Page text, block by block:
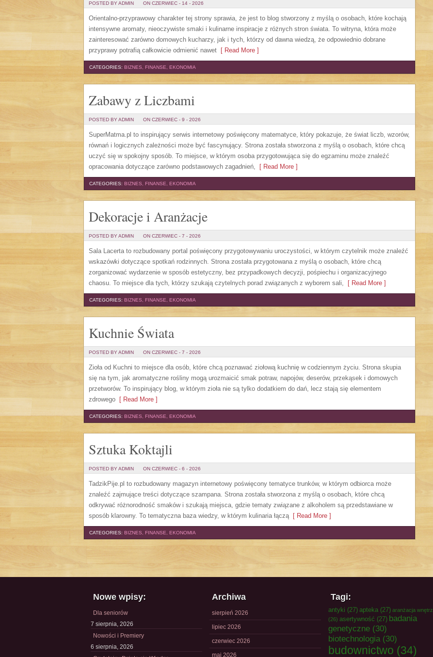
POSTED BY ADMIN ON CZERWIEC - 14 - 2026
Orientalno-przyprawowy charakter tej strony sprawia, że jest to blog stworzony z myślą o osobach, które kochają
intensywne aromaty, nieoczywiste smaki i kulinarne inspiracje z różnych stron świata. To witryna, która może
zainteresować zarówno domowych kucharzy, jak i tych, którzy od dawna wiedzą, że odpowiednio dobrane
przyprawy potrafią całkowicie odmienić nawet [ Read More ]
CATEGORIES: BIZNES, FINANSE, EKONOMIA
Zabawy z Liczbami
POSTED BY ADMIN ON CZERWIEC - 9 - 2026
SuperMatma.pl to inspirujący serwis internetowy poświęcony matematyce, który pokazuje, że świat liczb, wzorów,
równań i logicznych zależności może być fascynujący. Strona została stworzona z myślą o osobach, które chcą
uczyć się w spokojny sposób. To miejsce, w którym osoba przygotowująca się do egzaminu może znaleźć
opracowania dotyczące zarówno podstawowych zagadnień, [ Read More ]
CATEGORIES: BIZNES, FINANSE, EKONOMIA
Dekoracje i Aranżacje
POSTED BY ADMIN ON CZERWIEC - 7 - 2026
Sala Lacerta to rozbudowany portal poświęcony przygotowywaniu uroczystości, w którym czytelnik może znaleźć
wskazówki dotyczące spotkań rodzinnych. Strona została przygotowana z myślą o osobach, które chcą
zorganizować wydarzenie w sposób estetyczny, bez przypadkowych decyzji, pośpiechu i organizacyjnego
chaosu. To miejsce dla tych, którzy szukają czytelnych porad związanych z wyborem sali, [ Read More ]
CATEGORIES: BIZNES, FINANSE, EKONOMIA
Kuchnie Świata
POSTED BY ADMIN ON CZERWIEC - 7 - 2026
Zioła od Kuchni to miejsce dla osób, które chcą poznawać ziołową kuchnię w codziennym życiu. Strona skupia
się na tym, jak aromatyczne rośliny mogą urozmaicić smak potraw, napojów, deserów, przekąsek i domowych
przetworów. To inspirujący blog, w którym zioła nie są tylko dodatkiem do dań, lecz stają się elementem
zdrowego [ Read More ]
CATEGORIES: BIZNES, FINANSE, EKONOMIA
Sztuka Koktajli
POSTED BY ADMIN ON CZERWIEC - 6 - 2026
TadzikPije.pl to rozbudowany magazyn internetowy poświęcony tematyce trunków, w którym odbiorca może
znaleźć zajmujące treści dotyczące szampana. Strona została stworzona z myślą o osobach, które chcą
odkrywać różnorodność smaków i szukają miejsca, gdzie tematy związane z alkoholem są przedstawiane w
sposób klarowny. To tematyczna baza wiedzy, w którym kulinaria łączą[ Read More ]
CATEGORIES: BIZNES, FINANSE, EKONOMIA
Nowe wpisy:
Dla seniorów
7 sierpnia, 2026
Nowości i Premiery
6 sierpnia, 2026
Archiwa
sierpień 2026
lipiec 2026
czerwiec 2026
maj 2026
Tagi:
antyki (27) apteka (27) aranżacja wnętrz
(26) asertywność (27) badania
genetyczne (30)
biotechnologia(30)
budownictwo (34)